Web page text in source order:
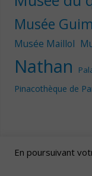
Musée
Musée Maillol
Nathan
Pinacothèque de
|
En poursuivant